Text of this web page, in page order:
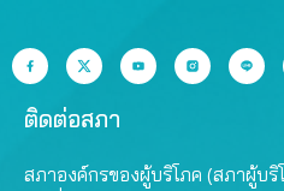
ติดต่อสภา
สภาองค์กรของผู้บริโภค (สภาผู้บริ